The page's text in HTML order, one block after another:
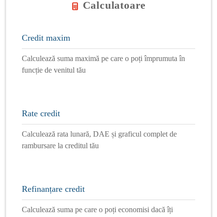
Calculatoare
Credit maxim
Calculează suma maximă pe care o poți împrumuta în
funcție de venitul tău
Rate credit
Calculează rata lunară, DAE și graficul complet de
rambursare la creditul tău
Refinanțare credit
Calculează suma pe care o poți economisi dacă îți